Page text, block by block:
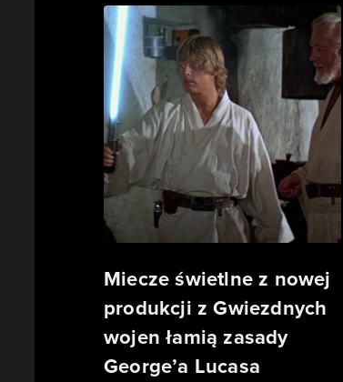
Miecze świetlne z nowej
produkcji z Gwiezdnych
wojen łamią zasady
George’a Lucasa